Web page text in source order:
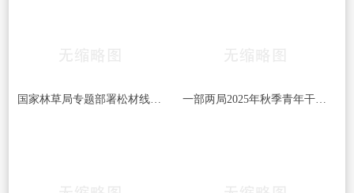
国家林草局专题部署松材线虫病等疫情防控工作 一部两局2025年秋季青年干部培训班和处级干部进修班开班